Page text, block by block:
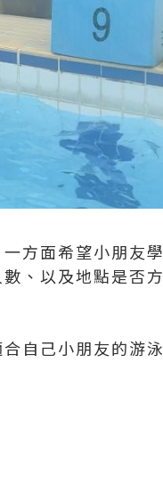
方面希望小朋友學
、以及地點是否方
自己小朋友的游泳